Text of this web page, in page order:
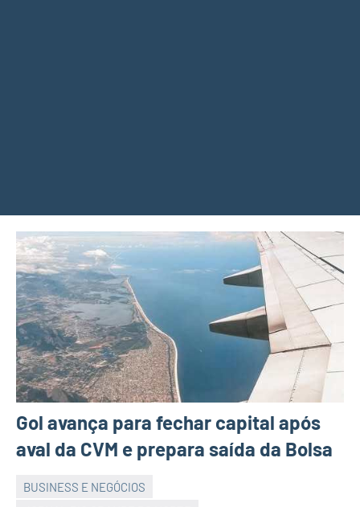
Gol avança para fechar capital após
aval da CVM e prepara saída da Bolsa
BUSINESS E NEGÓCIOS